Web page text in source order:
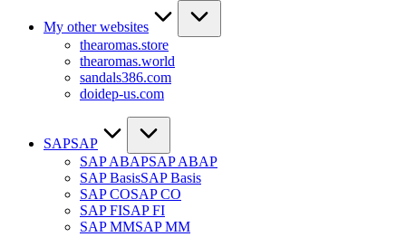
My other websites
thearomas.store
thearomas.world
sandals386.com
doidep-us.com
SAPSAP
SAP ABAPSAP ABAP
SAP BasisSAP Basis
SAP COSAP CO
SAP FISAP FI
SAP MMSAP MM